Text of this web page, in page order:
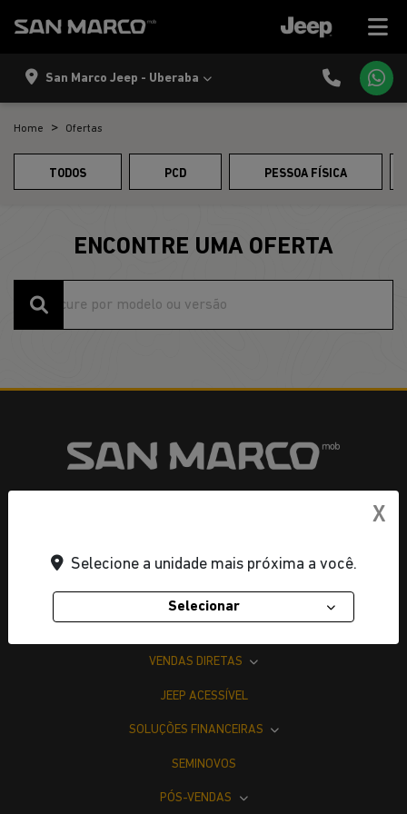
San Marco Jeep - Uberaba
Home Ofertas
TODOS PCD PESSOA FÍSICA
ENCONTRE UMA OFERTA
OFERTAS
VENDAS DIRETAS
JEEP ACESSÍVEL
SOLUÇÕES FINANCEIRAS
SEMINOVOS
PÓS-VENDAS
X
Selecione a unidade mais próxima a você.
Selecionar